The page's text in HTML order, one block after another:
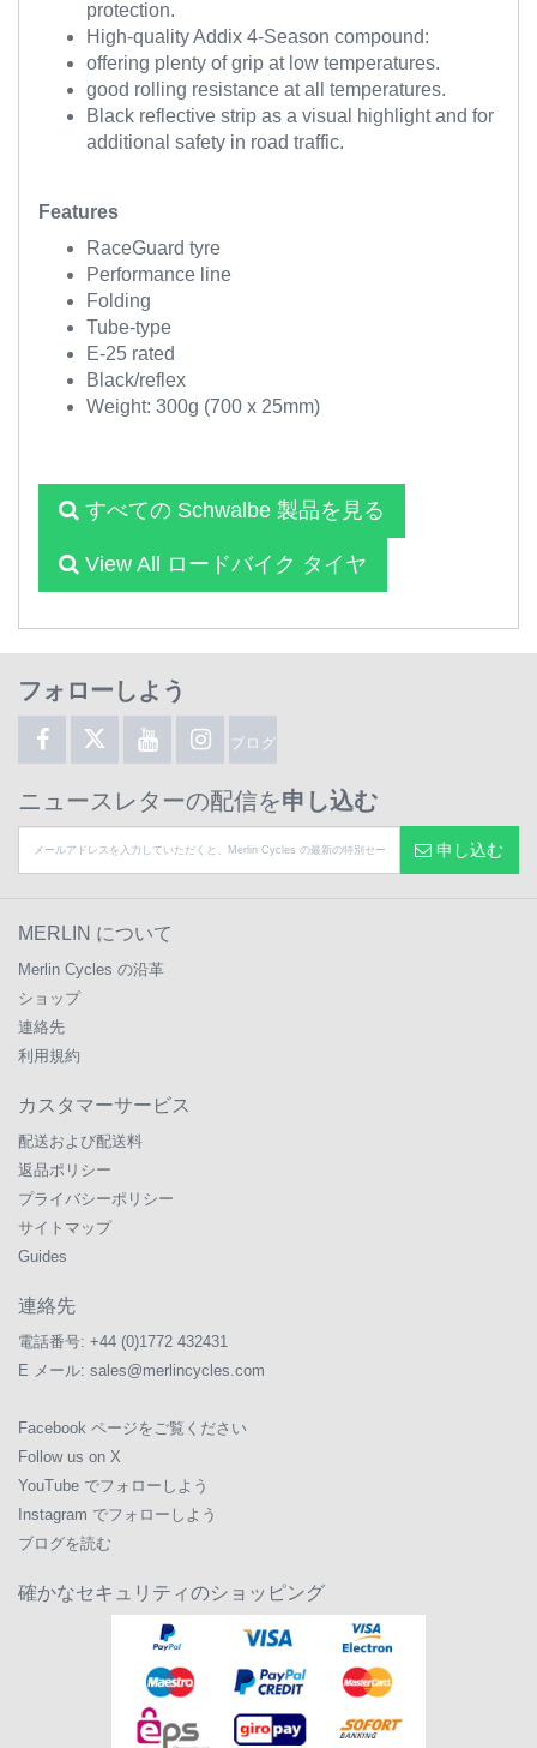
protection.
High-quality Addix 4-Season compound:
offering plenty of grip at low temperatures.
good rolling resistance at all temperatures.
Black reflective strip as a visual highlight and for
additional safety in road traffic.
Features
RaceGuard tyre
Performance line
Folding
Tube-type
E-25 rated
Black/reflex
Weight: 300g (700 x 25mm)
すべての Schwalbe 製品を見る
View All ロードバイク タイヤ
フォローしよう
ブログ
ニュースレターの配信を申し込む
申し込む
MERLIN について
Merlin Cycles の沿革
ショップ
連絡先
利用規約
カスタマーサービス
配送および配送料
返品ポリシー
プライバシーポリシー
サイトマップ
Guides
連絡先
電話番号: +44 (0)1772 432431
E メール: sales@merlincycles.com
Facebook ページをご覧ください
Follow us on X
YouTube でフォローしよう
Instagram でフォローしよう
ブログを読む
確かなセキュリティのショッピング